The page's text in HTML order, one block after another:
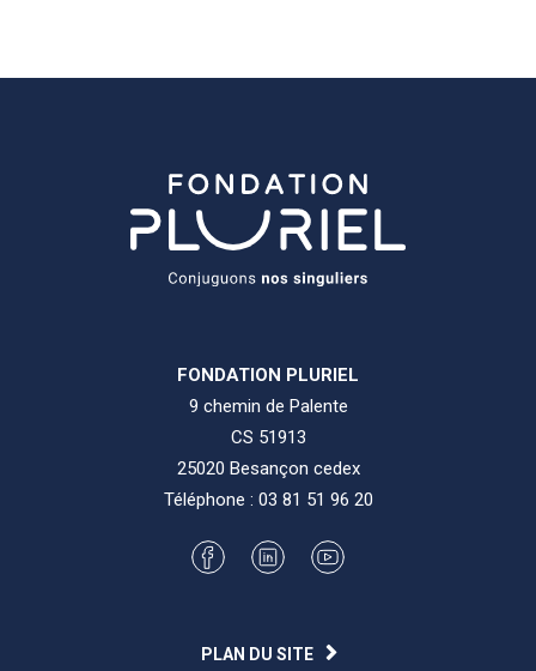
FONDATION PLURIEL
9 chemin de Palente
CS 51913
25020 Besançon cedex
Téléphone : 03 81 51 96 20